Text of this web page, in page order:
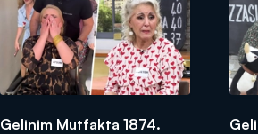
Gelinim Mutfakta 1874.